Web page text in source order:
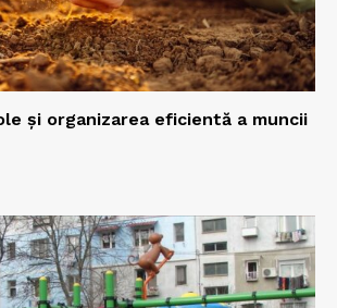
și organizarea eficientă a muncii